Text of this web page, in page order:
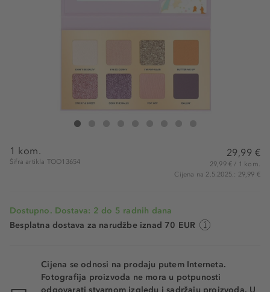
Too Faced Popcorn Balls Mini Palette
1 kom.
Šifra artikla TOO13654
29,99 €
29,99 € / 1 kom.
Cijena na 2.5.2025.: 29,99 €
Dostupno. Dostava: 2 do 5 radnih dana
Besplatna dostava za narudžbe iznad 70 EUR
Cijena se odnosi na prodaju putem Interneta.
Fotografija proizvoda ne mora u potpunosti